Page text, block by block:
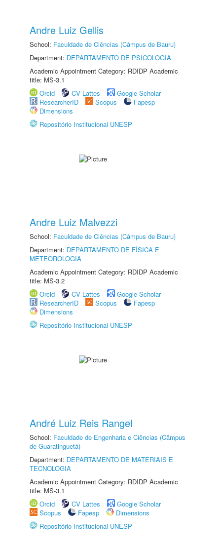
Andre Luiz Gellis
School: Faculdade de Ciências (Câmpus de Bauru)
Department: DEPARTAMENTO DE PSICOLOGIA
Academic Appointment Category: RDIDP Academic
title: MS-3.1
Orcid
CV Lattes
Google Scholar
ResearcherID
Scopus
Fapesp
Dimensions
Repositório Institucional UNESP
Andre Luiz Malvezzi
School: Faculdade de Ciências (Câmpus de Bauru)
Department: DEPARTAMENTO DE FÍSICA E
METEOROLOGIA
Academic Appointment Category: RDIDP Academic
title: MS-3.2
Orcid
CV Lattes
Google Scholar
ResearcherID
Scopus
Fapesp
Dimensions
Repositório Institucional UNESP
André Luiz Reis Rangel
School: Faculdade de Engenharia e Ciências (Câmpus
de Guaratinguetá)
Department: DEPARTAMENTO DE MATERIAIS E
TECNOLOGIA
Academic Appointment Category: RDIDP Academic
title: MS-3.1
Orcid
CV Lattes
Google Scholar
Scopus
Fapesp
Dimensions
Repositório Institucional UNESP